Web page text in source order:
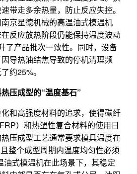
带走多余热量，防止反应失控。
京星德机械的高温油式模温机
反应放热阶段仍能保持温度波动
产品批次一致性。同时，设备
导热油结焦导致的停机清理频
约25%。
压成型的“温度基石”
和高强度材料的追求，使得碳纤
）和热塑性复合材料的使用日
压成型工艺通常要求模具温度在
整个成型周期内温度均匀性必须
式模温机在此场景下，其稳定